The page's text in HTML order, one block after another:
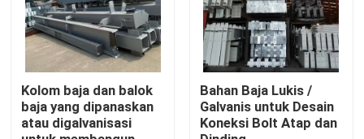
Kolom baja dan balok
baja yang dipanaskan
atau digalvanisasi
Bahan Baja Lukis /
Galvanis untuk Desain
Koneksi Bolt Atap dan